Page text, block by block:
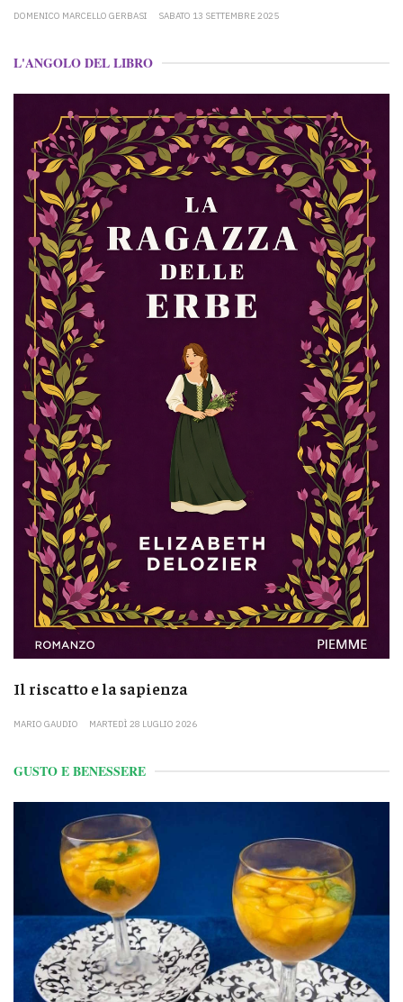
DOMENICO MARCELLO GERBASI SABATO 13 SETTEMBRE 2025
L'ANGOLO DEL LIBRO
Il riscatto e la sapienza
MARIO GAUDIO MARTEDÌ 28 LUGLIO 2026
GUSTO E BENESSERE